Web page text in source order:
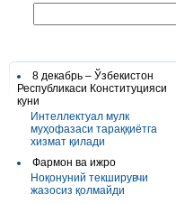
8 декабрь – Ўзбекистон
Республикаси Конституцияси
куни
Интеллектуал мулк
муҳофазаси тараққиётга
хизмат қилади
Фармон ва ижро
Ноқонуний текширувчи
жазосиз қолмайди